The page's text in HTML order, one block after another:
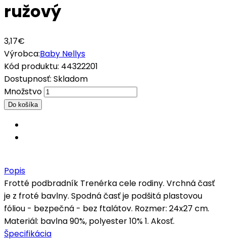
ružový
3,17€
Výrobca:Baby Nellys
Kód produktu: 44322201
Dostupnosť: Skladom
Množstvo
Popis
Frotté podbradník Trenérka cele rodiny. Vrchná časť
je z froté bavlny. Spodná časť je podšitá plastovou
fóliou - bezpečná - bez ftalátov. Rozmer: 24x27 cm.
Materiál: bavlna 90%, polyester 10% 1. Akosť.
Špecifikácia